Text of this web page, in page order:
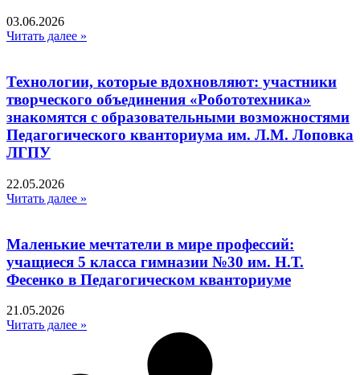
03.06.2026
Читать далее »
Технологии, которые вдохновляют: участники
творческого объединения «Робототехника»
знакомятся с образовательными возможностями
Педагогического кванториума им. Л.М. Лоповка
ЛГПУ
22.05.2026
Читать далее »
Маленькие мечтатели в мире профессий:
учащиеся 5 класса гимназии №30 им. Н.Т.
Фесенко в Педагогическом кванториуме
21.05.2026
Читать далее »